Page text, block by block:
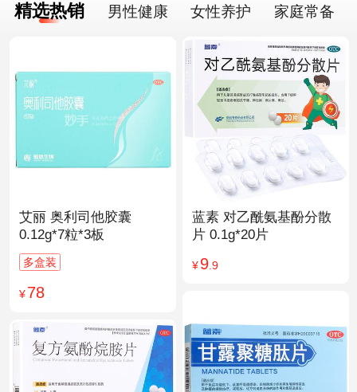
精选热销 男性健康 女性养护 家庭常备
艾丽 奥利司他胶囊
0.12g*7粒*3板
多盒装
¥78
蓝素 对乙酰氨基酚分散
片 0.1g*20片
¥9.9